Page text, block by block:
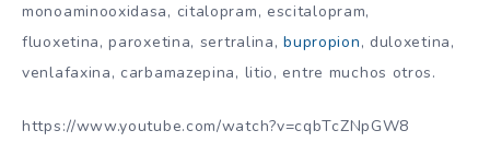
monoaminooxidasa, citalopram, escitalopram,
fluoxetina, paroxetina, sertralina,bupropion, duloxetina,
venlafaxina, carbamazepina, litio, entre muchos otros.
https://www.youtube.com/watch?v=cqbTcZNpGW8